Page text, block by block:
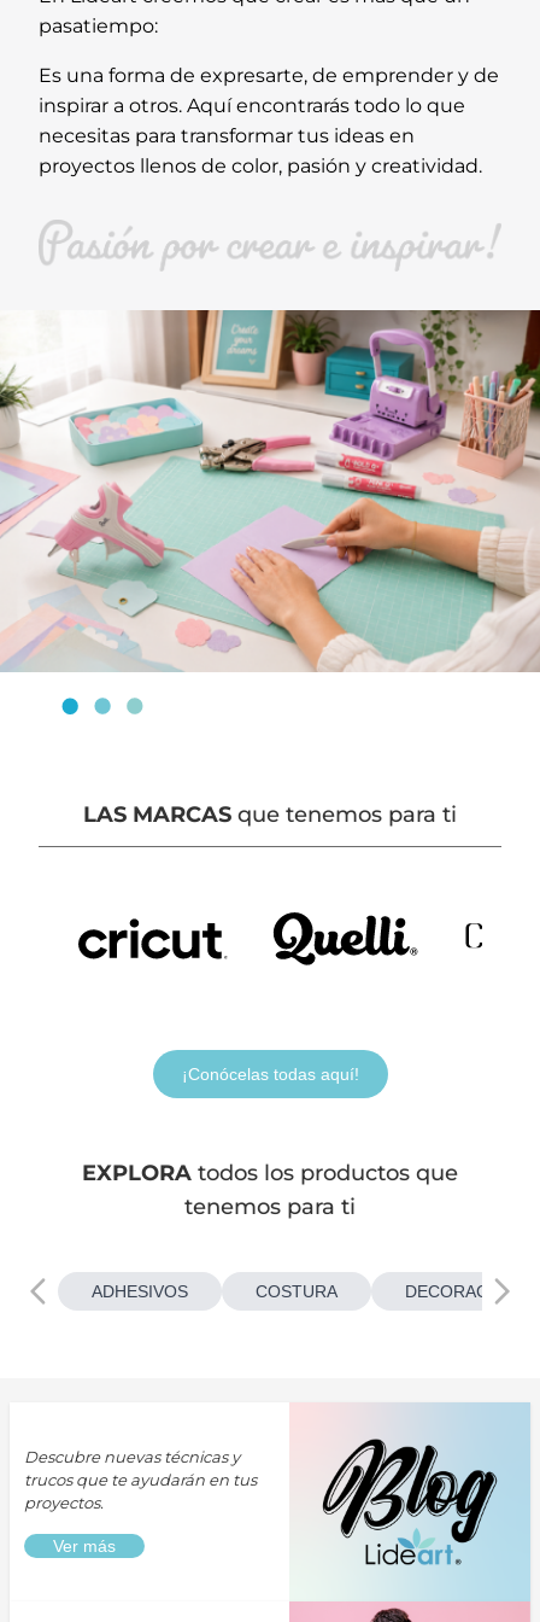
pasatiempo:
Es una forma de expresarte, de emprender y de
inspirar a otros. Aquí encontrarás todo lo que
necesitas para transformar tus ideas en
proyectos llenos de color, pasión y creatividad.
LAS MARCAS que tenemos para ti
¡Conócelas todas aquí!
EXPLORA todos los productos que
tenemos para ti
ADHESIVOS COSTURA
Descubre nuevas técnicas y
trucos que te ayudarán en tus
proyectos.
Ver más